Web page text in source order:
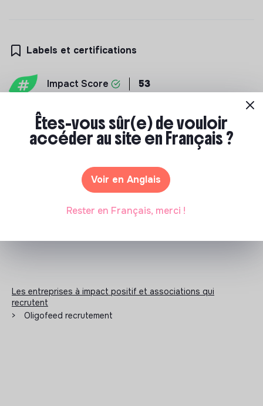
Agriculture
Labels et certifications
Impact Score 53
N'a pas encore communiqué de documents de
Les entreprises à impact positif et associations qui
recrutent
>
Oligofeed recrutement
Êtes-vous sûr(e) de vouloir
accéder au site en Français ?
Voir en Anglais
Rester en Français, merci !